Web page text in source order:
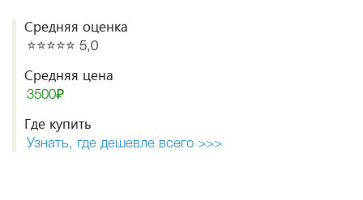
Средняя оценка
⭐️⭐️⭐️⭐️⭐️ 5,0
Средняя цена
3500₽
Где купить
Узнать, где дешевле всего >>>